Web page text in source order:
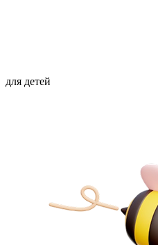
для детей